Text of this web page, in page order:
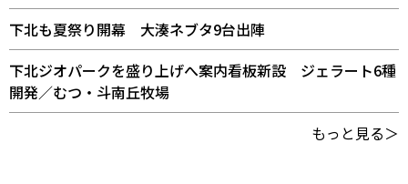
下北も夏祭り開幕 大湊ネブタ9台出陣
下北ジオパークを盛り上げへ案内看板新設 ジェラート6種
開発／むつ・斗南丘牧場
もっと見る＞